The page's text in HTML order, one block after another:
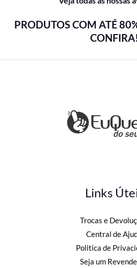
PRODUTOS COM ATÉ
CONFIRA!
Links
Trocas e
Central de
Politica de
Seja um